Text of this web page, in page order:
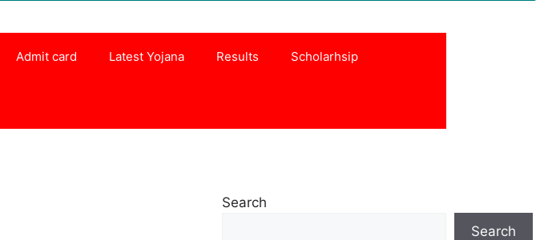
Admit card Latest Yojana Results Scholarhsip
Search
Search